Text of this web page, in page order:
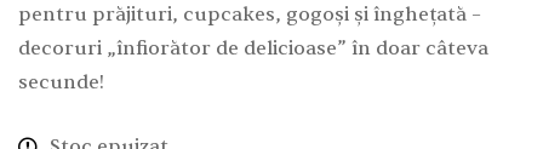
pentru prăjituri, cupcakes, gogoși și înghețată –
decoruri „înfiorător de delicioase” în doar câteva
secunde!